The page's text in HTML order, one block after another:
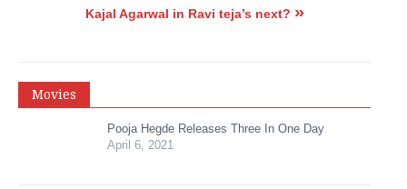
Kajal Agarwal in Ravi teja’s next? »
Movies
Pooja Hegde Releases Three In One Day
April 6, 2021